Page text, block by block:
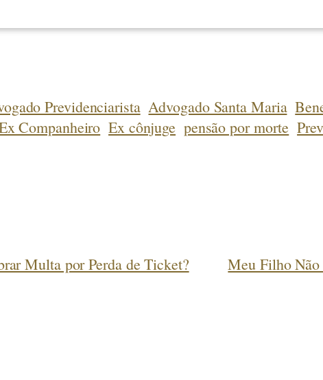
Previdenciarista Advogado Santa Maria
Companheiro Ex cônjuge pensão por morte
Multa por Perda de Ticket? Meu Filho Não